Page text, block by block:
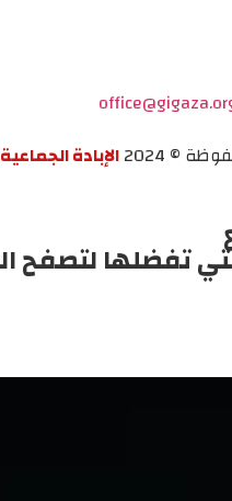
© 2024
الإبادة
تفضلها